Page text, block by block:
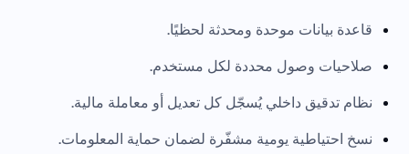
قاعدة بيانات موحدة ومحدثة لحظيًا.
صلاحيات وصول محددة لكل مستخدم.
نظام تدقيق داخلي يُسجّل كل تعديل أو معاملة مالية.
نسخ احتياطية يومية مشفّرة لضمان حماية المعلومات.